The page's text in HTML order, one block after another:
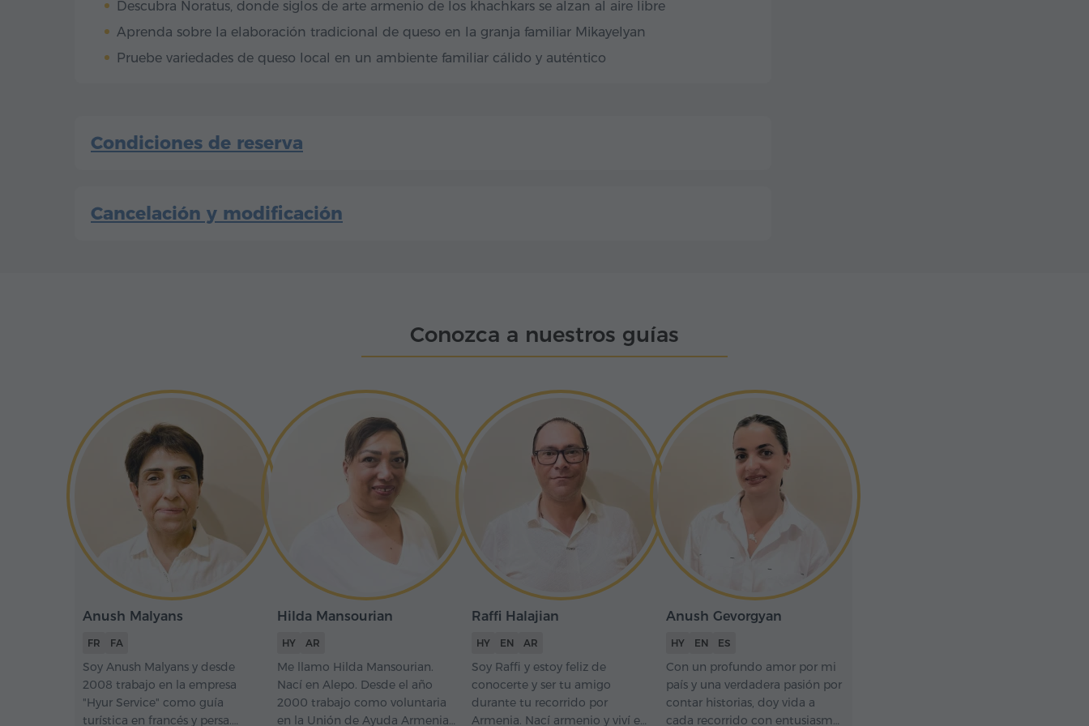
Descubra Noratus, donde siglos de arte armenio de los khachkars se alzan al aire libre
Aprenda sobre la elaboración tradicional de queso en la granja familiar Mikayelyan
Pruebe variedades de queso local en un ambiente familiar cálido y auténtico
Condiciones de reserva
Cancelación y modificación
Conozca a nuestros guías
Anush Malyans
FR FA
Soy Anush Malyans y desde
2008 trabajo en la empresa
"Hyur Service" como guía
turística en francés y persa.
Hilda Mansourian
HY AR
Me llamo Hilda Mansourian.
Nací en Alepo. Desde el año
2000 trabajo como voluntaria
en la Unión de Ayuda Armenia.
Raffi Halajian
HY EN AR
Soy Raffi y estoy feliz de
conocerte y ser tu amigo
durante tu recorrido por
Armenia. Nací armenio y viví en
Anush Gevorgyan
HY EN ES
Con un profundo amor por mi
país y una verdadera pasión por
contar historias, doy vida a
cada recorrido con entusiasmo